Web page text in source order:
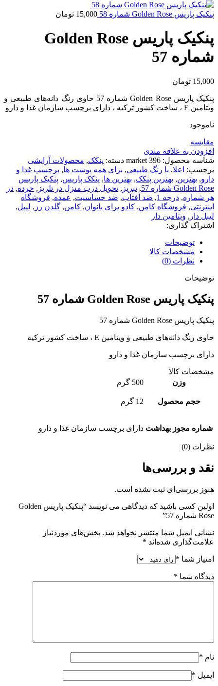
پنکیک پاریس Golden Rose شماره 58 15,000 تومان
پنکیک پاریس Golden Rose
شماره 57
15,000 تومان
پنکیک پاریس Golden Rose شماره 57 حاوی رنگ‌ دانه‌های طبیعی و
ویتامین E ، ساخت کشور ترکیه ، دارای برچسب سازمان غذا و دارو
ناموجود
مقايسه
افزودن به علاقه مندی
شناسه محصول: market 396 دسته: پنکک, محصولات آرایشی
برچسب:
اعلا, با رنگ طبیعی, برای همه پوست ها, برچسب غذا و
دارو, بهترین, بهترین پنکک, بهترین ها, پنکک پاریس, پنکیک پاریس
Golden Rose شماره 57
, تبریز , تحویل درب منزل در تلریز , خرده, در
هر شماره, درجه 1 , ضد آفتاب, ضد حساسیت, عمده, فروشگاه
اینترنتی, فروشگاه کامن, کادو برای بانوان, کامن, گلدن رز , لیبل,
لیبل دار , ویتامین دار
اشتراک گذاری:
توضیحات
مشخصات کالا
نظرات (0)
توضیحات
پنکیک پاریس Golden Rose شماره 57
پنکیک پاریس Golden Rose شماره 57
حاوی رنگ‌ دانه‌های طبیعی و ویتامین E ، ساخت کشور ترکیه
دارای برچسب سازمان غذا و دارو
مشخصات کالا
وزن
500 گرم
حجم محصول 12 گرم
شماره مجوز بهداشت دارای برچسب سازمان غذا و دارو
نظرات (0)
نقد و بررسی‌ها
هنوز بررسی‌ای ثبت نشده است.
اولین کسی باشید که دیدگاهی می نویسد “پنکیک پاریس Golden
Rose شماره 57”
نشانی ایمیل شما منتشر نخواهد شد. بخش‌های موردنیاز
علامت‌گذاری شده‌اند *
امتیاز شما *
دیدگاه شما *
نام *
ایمیل *